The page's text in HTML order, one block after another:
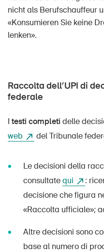
nicht als Berufschauffeur
«Konsumieren Sie keine
lenken».
Raccolta dell’UPI di
federale
I testi completi delle
web
del Tribunale
Le decisioni della
consultatequi
:
decisione che figura
«Raccolta ufficiale»;
Altre decisioni sono
base al numero di